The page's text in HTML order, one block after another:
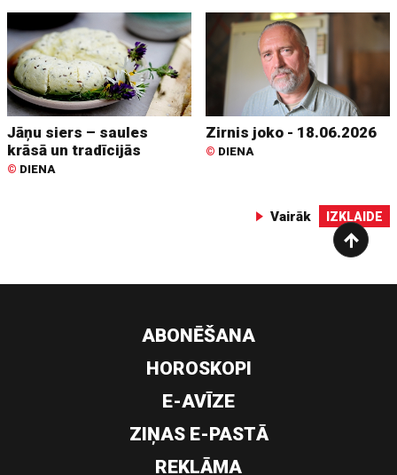
Jāņu siers – saules
krāsā un tradīcijās
© DIENA
Zirnis joko - 18.06.2026
© DIENA
Vairāk IZKLAIDE
ABONĒŠANA
HOROSKOPI
E-AVĪZE
ZIŅAS E-PASTĀ
REKLĀMA